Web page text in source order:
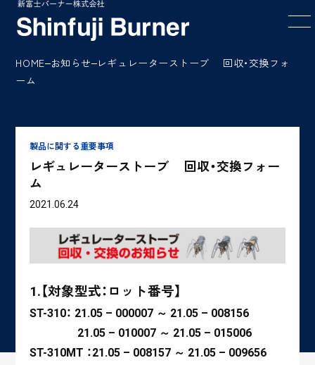
メ
HOME お知らせ レギュレーターストーブ 回収・交換フォ
ーム
製品に関する重要事項
レギュレーターストーブ 回収・交換フォー
ム
2021.06.24
1.【対象型式：ロット番号】
ST-310： 21.05 – 000007 ～ 21.05 – 008156
21.05 – 010007 ～ 21.05 – 015006
ST-310MT ：21.05 – 008157 ～ 21.05 – 009656